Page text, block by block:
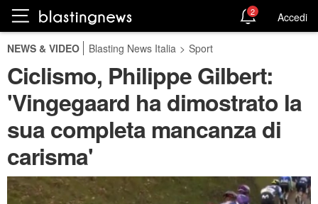
2 Accedi
NEWS & VIDEO Blasting News Italia > Sport
Ciclismo, Philippe Gilbert:
'Vingegaard ha dimostrato la
sua completa mancanza di
carisma'